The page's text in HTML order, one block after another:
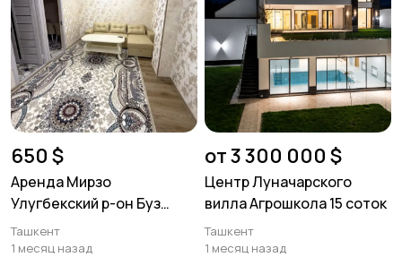
650 $
Аренда Мирзо
Улугбекский р-он Буз
базар. 2/5/11. 50м²
Ташкент
1 месяц назад
от 3 300 000 $
Центр Луначарского
вилла Агрошкола 15 соток
Ташкент
1 месяц назад